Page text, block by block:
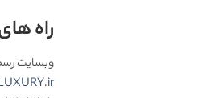
راه
وبسایت